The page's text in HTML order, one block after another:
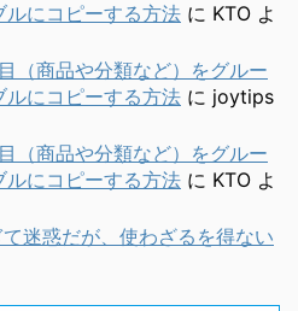
にコピーする方法 に KTO よ
（商品や分類など）をグルー
にコピーする方法 に joytips
（商品や分類など）をグルー
にコピーする方法 に KTO よ
迷惑だが、使わざるを得ない